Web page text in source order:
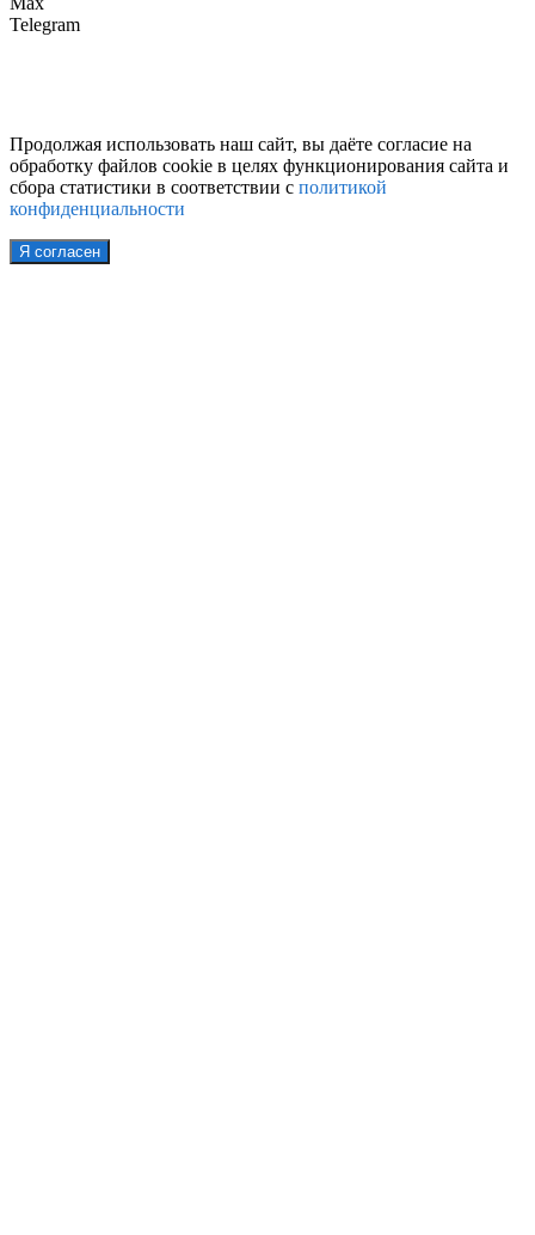
Telegram
Продолжая использовать наш сайт, вы даёте согласие на
обработку файлов cookie в целях функционирования сайта и
сбора статистики в соответствии с политикой
конфиденциальности
Я согласен